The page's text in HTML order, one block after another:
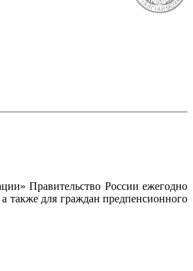
Правительство России ежегодно
также для граждан предпенсионного